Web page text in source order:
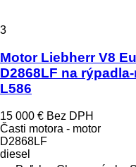
3
Motor Liebherr V8
D2868LF na
L586
15 000 € Bez DPH
Časti motora - motor
D2868LF
diesel